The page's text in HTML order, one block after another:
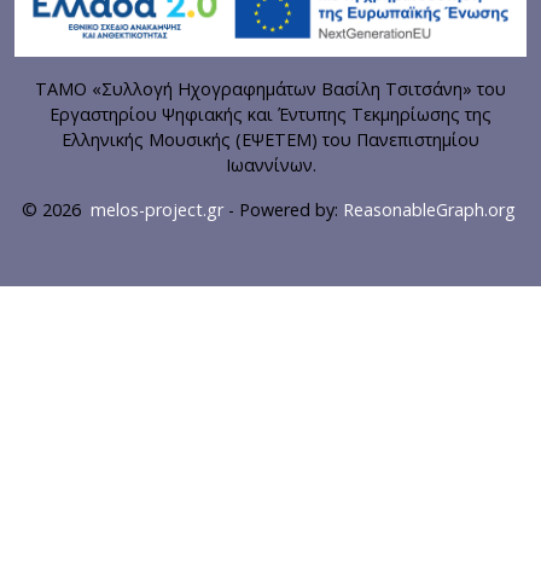
ΤΑΜΟ «Συλλογή Ηχογραφημάτων Βασίλη Τσιτσάνη» του
Εργαστηρίου Ψηφιακής και Έντυπης Τεκμηρίωσης της
Ελληνικής Μουσικής (ΕΨΕΤΕΜ) του Πανεπιστημίου
Ιωαννίνων.
© 2026 melos-project.gr- Powered by: ReasonableGraph.org